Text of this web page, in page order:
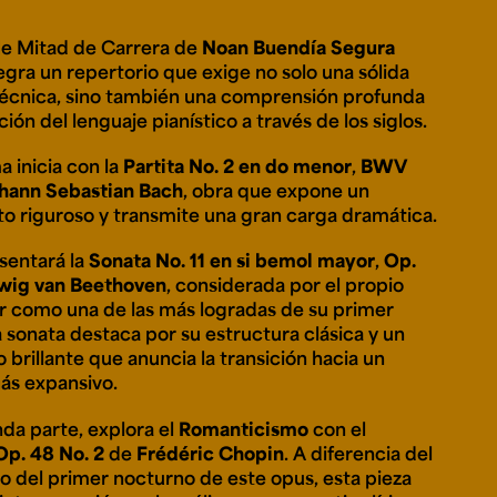
personería
del 2025.
Posgrados
Ext. 4925
Educación Continua
Ext. 4795
Mitad de Carrera de Noan Buendía Segura
un repertorio que exige no solo una sólida
sino también una comprensión profunda
del lenguaje pianístico a través de los siglos.
inicia con la Partita No. 2 en do menor, BWV
Sebastian Bach, obra que expone un
riguroso y transmite una gran carga dramática.
laSonata No. 11 en si bemol mayor,Op.
van Beethoven, considerada por el propio
como una de las más logradas de su primer
sonata destaca por su estructura clásica y un
brillante que anuncia la transición hacia un
expansivo.
parte, explora el Romanticismocon el
48 No. 2de Frédéric Chopin. A diferencia del
del primer nocturno de este opus, esta pieza